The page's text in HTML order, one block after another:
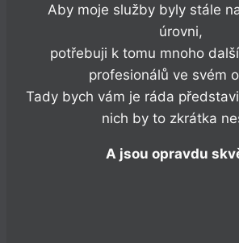
Aby moje služby byly stále
úrovni,
potřebuji k tomu mnoho
profesionálů ve svém
Tady bych vám je ráda
nich by to zkrátka
A jsou opravdu